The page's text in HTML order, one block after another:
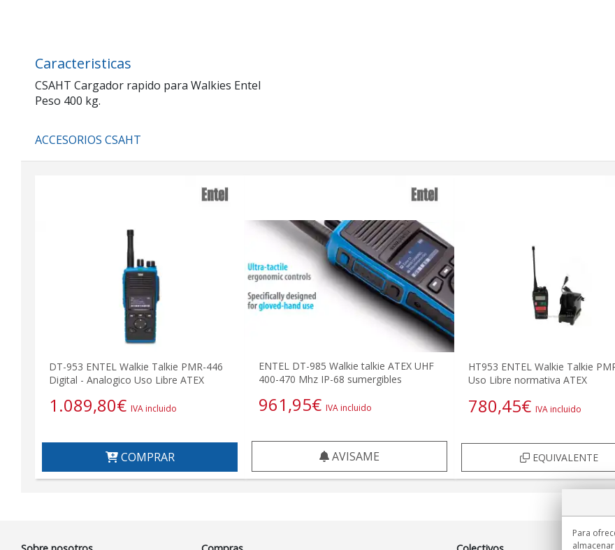
Caracteristicas
CSAHT Cargador rapido para Walkies Entel
Peso 400 kg.
ACCESORIOS CSAHT
DT-953 ENTEL Walkie Talkie PMR-446
Digital - Analogico Uso Libre ATEX
1.089,80€ IVA incluido
COMPRAR
ENTEL DT-985 Walkie talkie ATEX UHF
400-470 Mhz IP-68 sumergibles
961,95€ IVA incluido
AVISAME
HT953 ENTEL Walkie Talkie
Uso Libre normativa ATEX
780,45€ IVA incluido
EQUIVALENTE
Para